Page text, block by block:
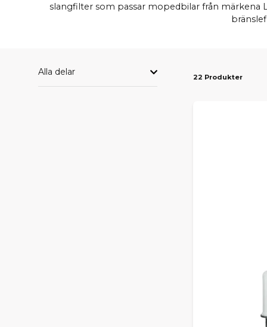
slangfilter som passar mopedbilar från märkena
Alla delar 22 Produkter